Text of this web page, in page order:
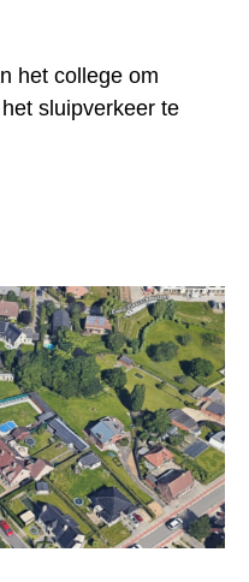
het college om
sluipverkeer te